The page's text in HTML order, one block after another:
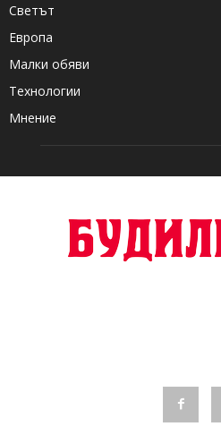
Светът
Европа
Малки обяви
Технологии
Мнение